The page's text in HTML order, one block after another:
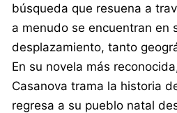
búsqueda que resuena a
a menudo se encuentran en
desplazamiento, tanto
En su novela más
Casanova trama la historia
regresa a su pueblo natal